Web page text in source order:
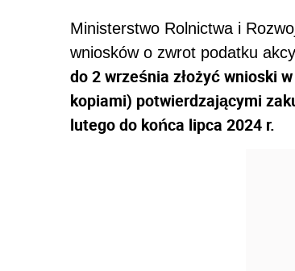
Ministerstwo Rolnictwa i
wniosków o zwrot podatku
do 2 września złożyć wnioski
kopiami) potwierdzającymi
lutego do końca lipca 2024 r.